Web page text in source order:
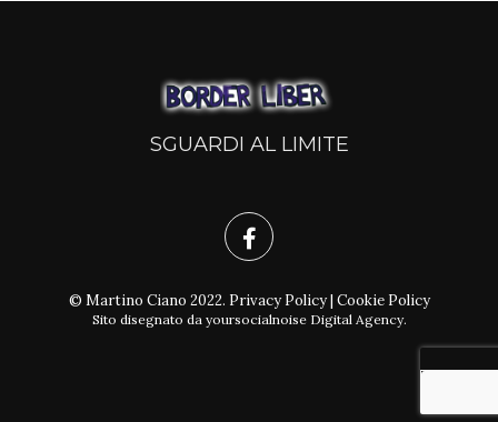
SGUARDI AL LIMITE
© Martino Ciano 2022. Privacy Policy| Cookie Policy
Sito disegnato da yoursocialnoise Digital Agency.